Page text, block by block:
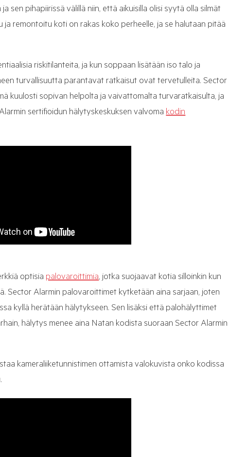
sen pihapiirissä välillä niin, että aikuisilla olisi syytä olla silmät
ja remontoitu koti on rakas koko perheelle, ja se halutaan pitää
riskitilanteita, ja kun soppaan lisätään iso talo ja
turvallisuutta parantavat ratkaisut ovat tervetulleita. Sector
kuulosti sopivan helpolta ja vaivattomalta turvaratkaisulta, ja
sertifioidun hälytyskeskuksen valvoma kodin
optisia palovaroittimia, jotka suojaavat kotia silloinkin kun
Sector Alarmin palovaroittimet kytketään aina sarjaan, joten
kyllä herätään hälytykseen. Sen lisäksi että palohälyttimet
hälytys menee aina Natan kodista suoraan Sector Alarmin
kameraliiketunnistimen ottamista valokuvista onko kodissa